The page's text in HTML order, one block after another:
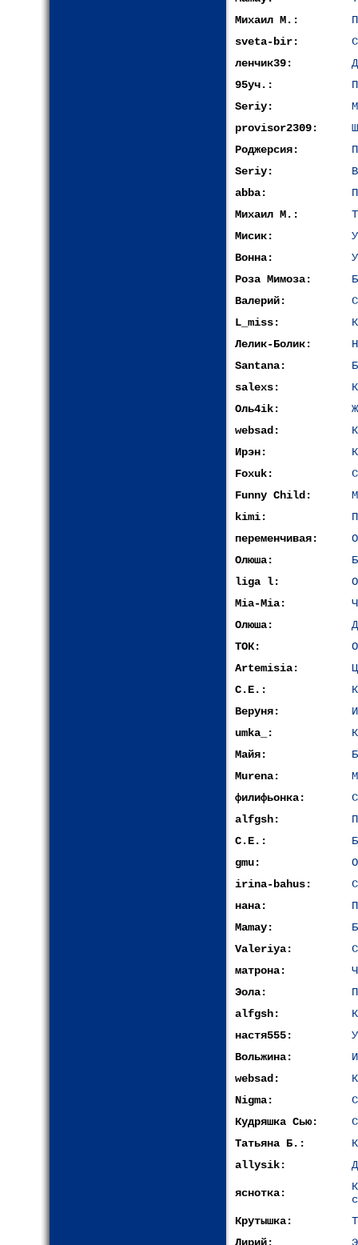
Михаил М.:
sveta-bir:
ленчик39:
95уч.:
Seriy:
provisor2309:
Роджерсия:
Seriy:
abba:
Михаил М.:
Мисик:
Вонна:
Роза Мимоза:
Валерий:
L_miss:
Лелик-Болик:
Santana:
salexs:
Оль4ik:
websad:
Ирэн:
Foxuk:
Funny Child:
kimi:
переменчивая:
Олюша:
liga l:
Mia-Mia:
Олюша:
ТОК:
Artemisia:
С.Е.:
Веруня:
umka_:
Майя:
Murena:
филифьонка:
alfgsh:
С.Е.:
gmu:
irina-bahus:
нана:
Mamay:
Valeriya:
матрона:
Эола:
alfgsh:
настя555:
Вольжина:
websad:
Nigma:
Кудряшка Сью:
Татьяна Б.:
allysik:
яснотка:
Крутышка: